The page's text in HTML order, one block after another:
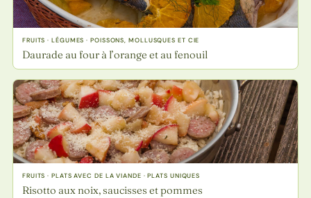
FRUITS · LÉGUMES · POISSONS, MOLLUSQUES ET CIE
Daurade au four à l’orange et au fenouil
FRUITS · PLATS AVEC DE LA VIANDE · PLATS UNIQUES
Risotto aux noix, saucisses et pommes